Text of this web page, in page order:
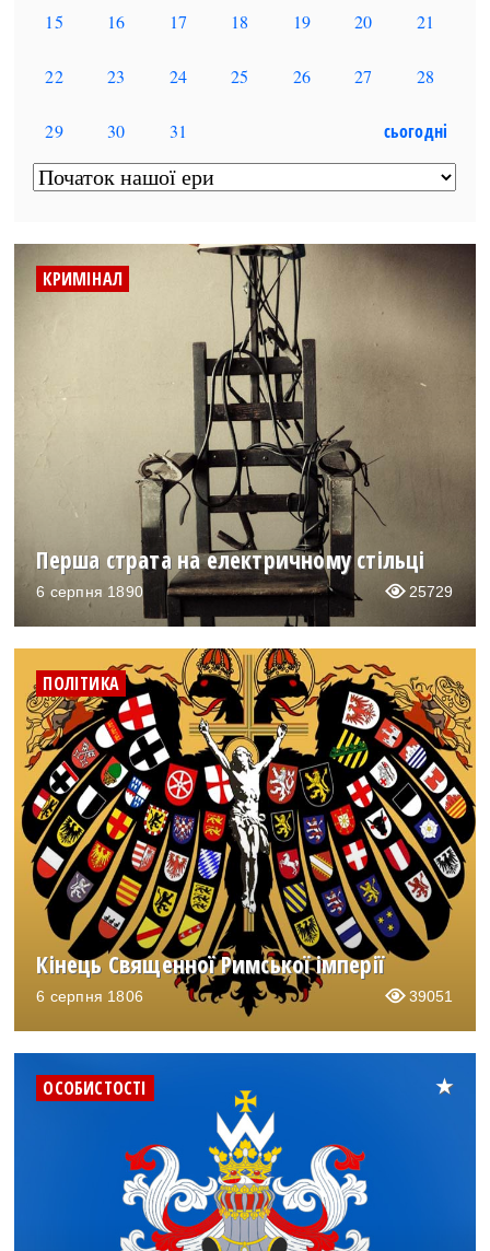
КРИМІНАЛ
Перша страта на електричному стільці
6 серпня 1890 25729
ПОЛІТИКА
Кінець Священної Римської імперії
6 серпня 1806 39051
ОСОБИСТОСТІ